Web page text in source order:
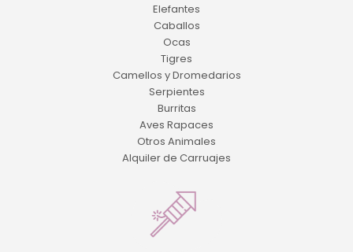
Elefantes
Caballos
Ocas
Tigres
Camellos y Dromedarios
Serpientes
Burritas
Aves Rapaces
Otros Animales
Alquiler de Carruajes